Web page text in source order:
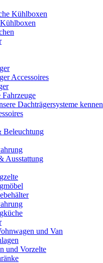
Kühlboxen
Accessoires
Dachträgersysteme kennen
Beleuchtung
Ausstattung
und Van
und Vorzelte